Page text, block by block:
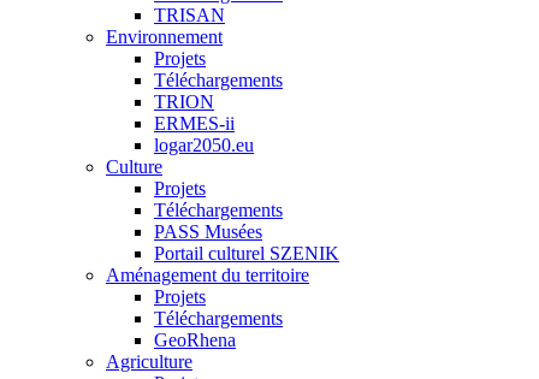
TRISAN
Environnement
Projets
Téléchargements
TRION
ERMES-ii
logar2050.eu
Culture
Projets
Téléchargements
PASS Musées
Portail culturel SZENIK
Aménagement du territoire
Projets
Téléchargements
GeoRhena
Agriculture